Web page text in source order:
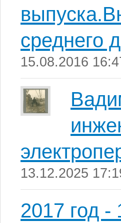
среднего
15.08.2016
13.12.2025
2017 год -